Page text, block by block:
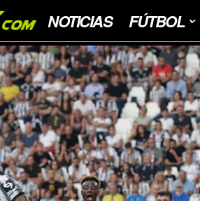
NOTICIAS FÚTBOL